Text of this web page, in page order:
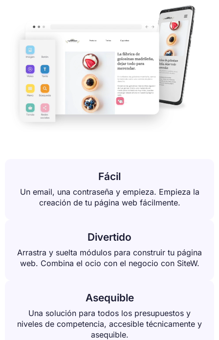
Fácil
Un email, una contraseña y empieza. Empieza la
creación de tu página web fácilmente.
Divertido
Arrastra y suelta módulos para construir tu página
web. Combina el ocio con el negocio con SiteW.
Asequible
Una solución para todos los presupuestos y
niveles de competencia, accesible técnicamente y
asequible.